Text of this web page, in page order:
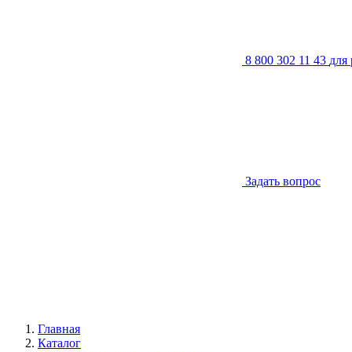
8 800 302 11 43 для
Задать вопрос
Главная
Каталог